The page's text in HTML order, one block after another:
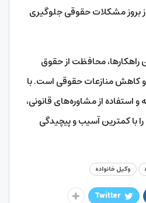
بروز مشکلات حقوقی جلوگیری
راهکارها، محافظت از حقوق
و کاهش منازعات حقوقی است. با
استفاده از مشاوره‌های قانونی،
را با کمترین آسیب و پیچیدگی
وکیل خانواده
Twitter